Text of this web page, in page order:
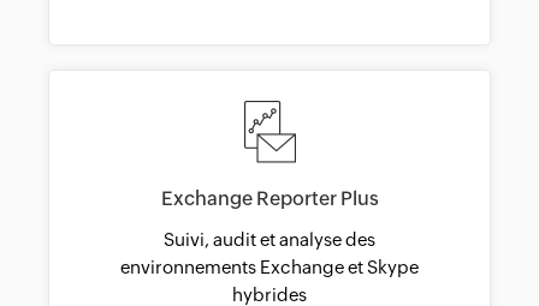
Exchange Reporter Plus
Suivi, audit et analyse des
environnements Exchange et Skype
hybrides